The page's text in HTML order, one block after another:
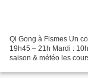
Qi Gong à Fismes Un
19h45 – 21h Mardi :
saison & météo les